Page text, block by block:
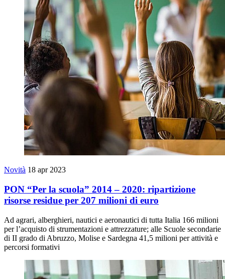
Novità 18 apr 2023
PON “Per la scuola” 2014 – 2020: ripartizione
risorse residue per 207 milioni di euro
Ad agrari, alberghieri, nautici e aeronautici di tutta Italia 166 milioni
per l’acquisto di strumentazioni e attrezzature; alle Scuole secondarie
di II grado di Abruzzo, Molise e Sardegna 41,5 milioni per attività e
percorsi formativi